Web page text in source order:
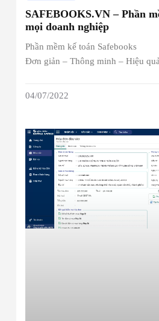
SAFEBOOKS.VN – Phần
mọi doanh nghiệp
Phần mềm kế toán Safebooks
Đơn giản – Thông minh – Hiệu quả
04/07/2022